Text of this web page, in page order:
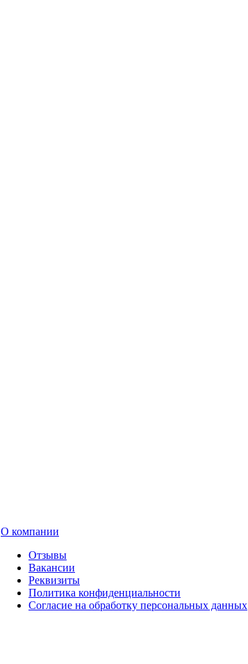
О компании
Отзывы
Вакансии
Реквизиты
Политика конфиденциальности
Согласие на обработку персональных данных